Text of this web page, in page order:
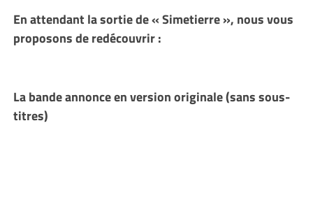
En attendant la sortie de « Simetierre », nous vous
proposons de redécouvrir :
La bande annonce en version originale (sans sous-
titres)